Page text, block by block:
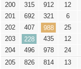
200 315 912 12
201 692 321 6
202 407 988 25
203 228 435 12
204 496 978 24
205 826 814 13